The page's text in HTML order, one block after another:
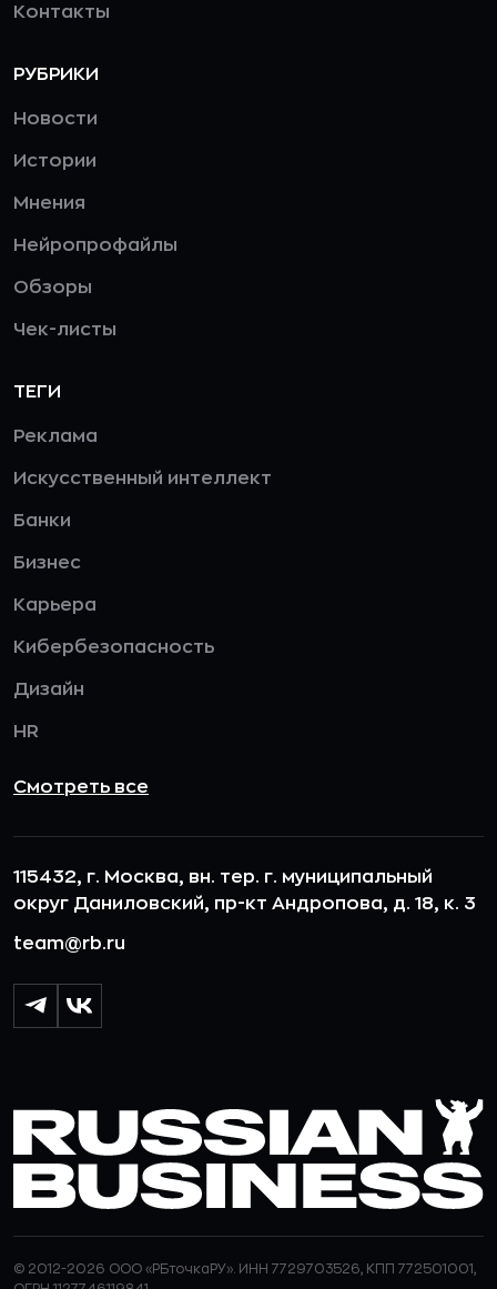
Контакты
РУБРИКИ
Новости
Истории
Мнения
Нейропрофайлы
Обзоры
Чек-листы
ТЕГИ
Реклама
Искусственный интеллект
Банки
Бизнес
Карьера
Кибербезопасность
Дизайн
HR
Смотреть все
115432, г. Москва, вн. тер. г. муниципальный
округ Даниловский, пр-кт Андропова, д. 18, к. 3
team@rb.ru
© 2012-2026 ООО «РБточкаРУ». ИНН 7729703526, КПП 772501001,